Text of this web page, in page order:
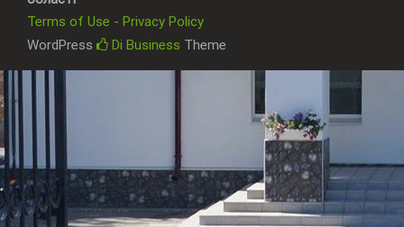
Terms of Use - Privacy Policy
WordPress
Di Business Theme